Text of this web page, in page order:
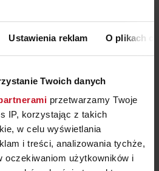
Ustawienia reklam O plikach
Twoich danych
przetwarzamy Twoje
IP, korzystając z takich
w celu wyświetlania
i treści, analizowania tychże,
oczekiwaniom użytkowników i